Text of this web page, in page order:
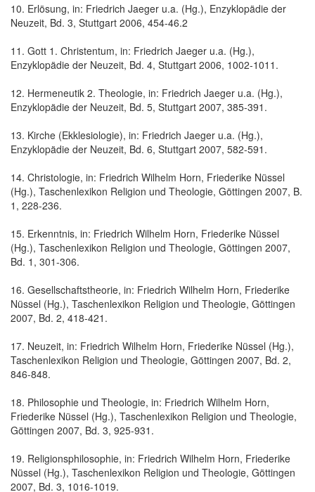
10. Erlösung, in: Friedrich Jaeger u.a. (Hg.), Enzyklopädie der
Neuzeit, Bd. 3, Stuttgart 2006, 454-46.2
11. Gott 1. Christentum, in: Friedrich Jaeger u.a. (Hg.),
Enzyklopädie der Neuzeit, Bd. 4, Stuttgart 2006, 1002-1011.
12. Hermeneutik 2. Theologie, in: Friedrich Jaeger u.a. (Hg.),
Enzyklopädie der Neuzeit, Bd. 5, Stuttgart 2007, 385-391.
13. Kirche (Ekklesiologie), in: Friedrich Jaeger u.a. (Hg.),
Enzyklopädie der Neuzeit, Bd. 6, Stuttgart 2007, 582-591.
14. Christologie, in: Friedrich Wilhelm Horn, Friederike Nüssel
(Hg.), Taschenlexikon Religion und Theologie, Göttingen 2007, B.
1, 228-236.
15. Erkenntnis, in: Friedrich Wilhelm Horn, Friederike Nüssel
(Hg.), Taschenlexikon Religion und Theologie, Göttingen 2007,
Bd. 1, 301-306.
16. Gesellschaftstheorie, in: Friedrich Wilhelm Horn, Friederike
Nüssel (Hg.), Taschenlexikon Religion und Theologie, Göttingen
2007, Bd. 2, 418-421.
17. Neuzeit, in: Friedrich Wilhelm Horn, Friederike Nüssel (Hg.),
Taschenlexikon Religion und Theologie, Göttingen 2007, Bd. 2,
846-848.
18. Philosophie und Theologie, in: Friedrich Wilhelm Horn,
Friederike Nüssel (Hg.), Taschenlexikon Religion und Theologie,
Göttingen 2007, Bd. 3, 925-931.
19. Religionsphilosophie, in: Friedrich Wilhelm Horn, Friederike
Nüssel (Hg.), Taschenlexikon Religion und Theologie, Göttingen
2007, Bd. 3, 1016-1019.